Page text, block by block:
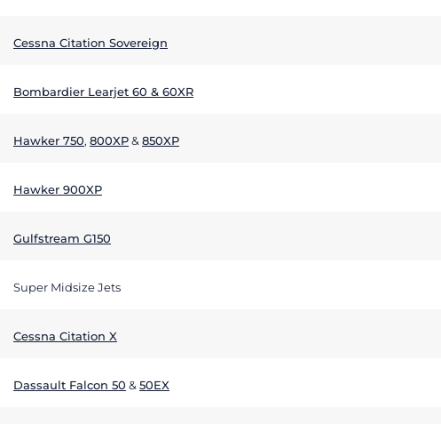
Cessna Citation Sovereign
Bombardier Learjet 60 & 60XR
Hawker 750, 800XP& 850XP
Hawker 900XP
Gulfstream G150
Super Midsize Jets
Cessna Citation X
Dassault Falcon 50 & 50EX